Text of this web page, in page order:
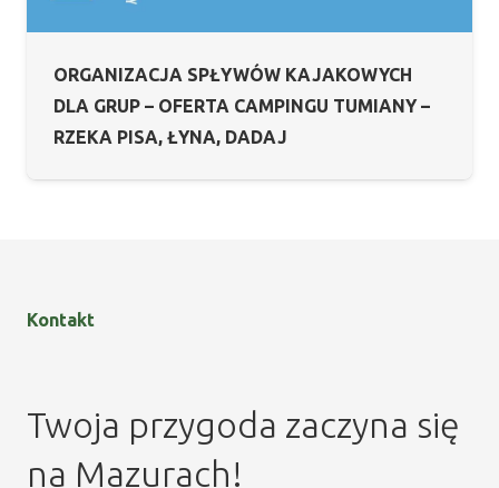
ORGANIZACJA SPŁYWÓW KAJAKOWYCH
DLA GRUP – OFERTA CAMPINGU TUMIANY –
RZEKA PISA, ŁYNA, DADAJ
Kontakt
Twoja przygoda zaczyna się
na Mazurach!